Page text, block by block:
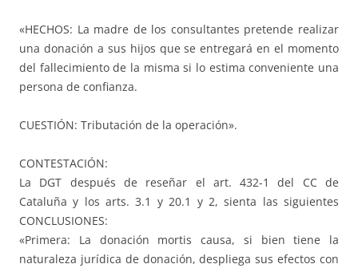
«HECHOS: La madre de los consultantes pretende realizar
una donación a sus hijos que se entregará en el momento
del fallecimiento de la misma si lo estima conveniente una
persona de confianza.
CUESTIÓN: Tributación de la operación».
CONTESTACIÓN:
La DGT después de reseñar el art. 432-1 del CC de
Cataluña y los arts. 3.1 y 20.1 y 2, sienta las siguientes
CONCLUSIONES:
«Primera: La donación mortis causa, si bien tiene la
naturaleza jurídica de donación, despliega sus efectos con